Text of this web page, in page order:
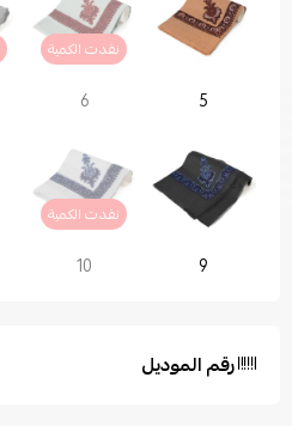
5
نفدت الكمية
6
9
نفدت الكمية
10
رقم الموديل